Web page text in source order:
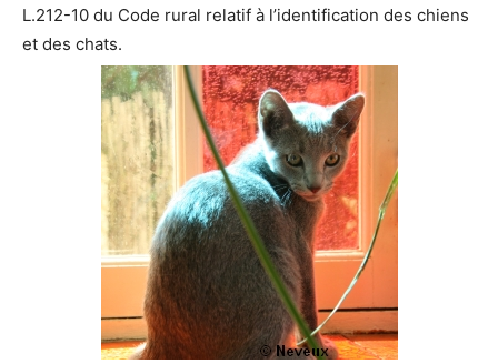
L.212-10 du Code rural relatif à l’identification des chiens
et des chats.